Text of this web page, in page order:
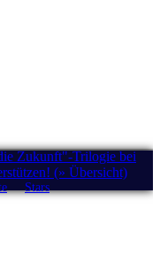
Zukunft"-Trilogie bei
(» Übersicht)
Stars